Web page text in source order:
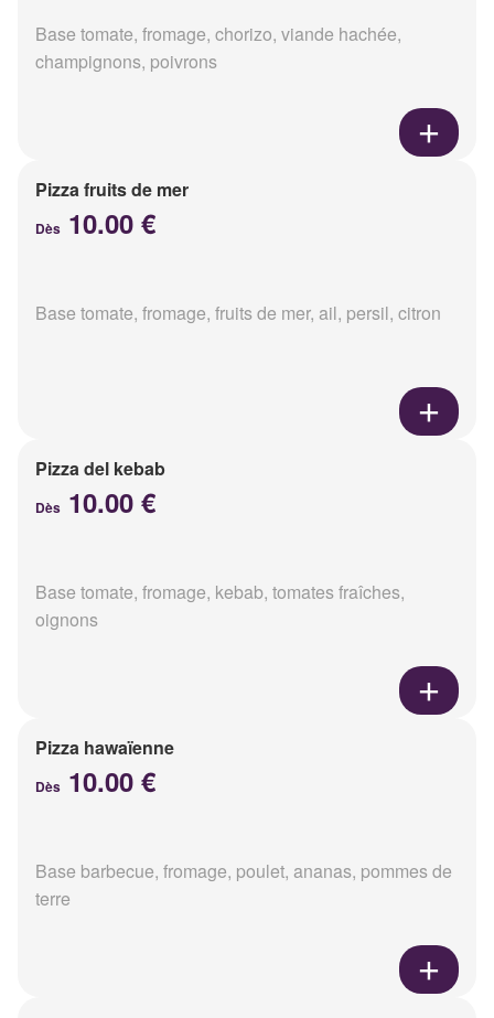
Base tomate, fromage, chorizo, viande hachée,
champignons, poivrons
Pizza fruits de mer
Dès 10.00 €
Base tomate, fromage, fruits de mer, ail, persil, citron
Pizza del kebab
Dès 10.00 €
Base tomate, fromage, kebab, tomates fraîches,
oignons
Pizza hawaïenne
Dès 10.00 €
Base barbecue, fromage, poulet, ananas, pommes de
terre